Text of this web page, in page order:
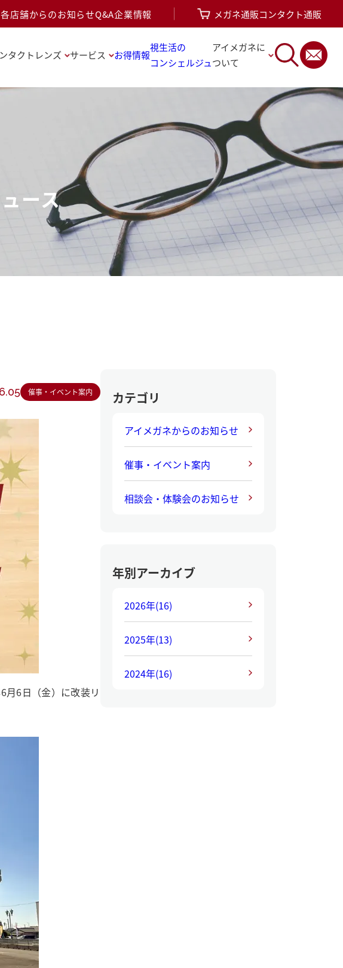
各店舗からのお知らせQ&A企業情報 メガネ通販コンタクト通販
タクトレンズ サービス お得情報
視生活の
コンシェルジュ
アイメガネに
ついて
ース
催事・イベント案内
月6日（金）に改装リ
カテゴリ
アイメガネからのお知らせ
催事・イベント案内
相談会・体験会のお知らせ
年別アーカイブ
2026年(16)
2025年(13)
2024年(16)